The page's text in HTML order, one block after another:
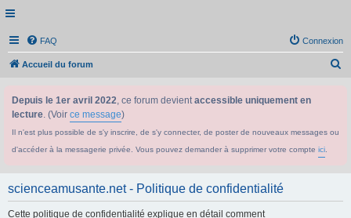
FAQ Connexion
Accueil du forum
Depuis le 1er avril 2022, ce forum devientaccessible uniquement en
lecture. (Voir ce message)
Il n'est plus possible de s'y inscrire, de s'y connecter, de poster de nouveaux messages ou
d'accéder à la messagerie privée. Vous pouvez demander à supprimer votre compte ici
scienceamusante.net - Politique de confidentialité
Cette politique de confidentialité explique en détail comment